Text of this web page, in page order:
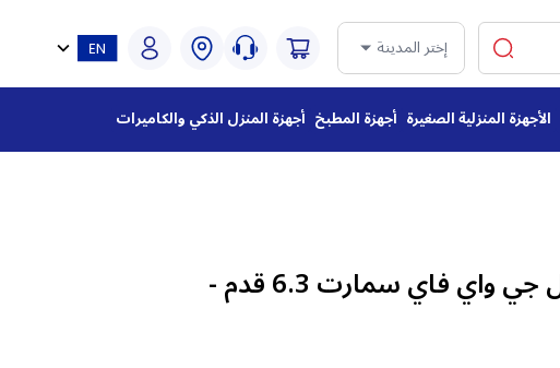
إختر المدينة
الأجهزة المنزلية الصغيرة أجهزة المطبخ أجهزة المنزل الذكي والكاميرات
فرن كهربائي ال جي واي فاي سمارت 6.3 قدم -